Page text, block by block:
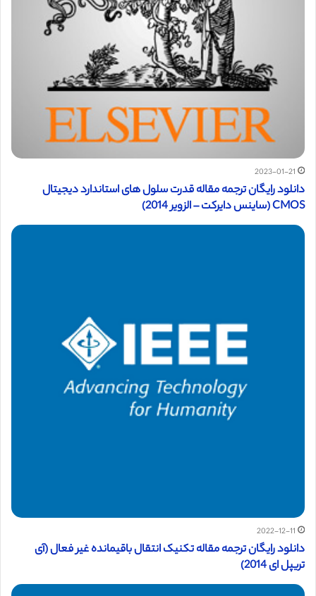
2023-01-21
دانلود رایگان ترجمه مقاله قدرت سلول های استاندارد دیجیتال
CMOS (ساینس دایرکت – الزویر 2014)
2022-12-11
دانلود رایگان ترجمه مقاله تکنیک انتقال باقیمانده غیر فعال (آی
تریپل ای 2014)